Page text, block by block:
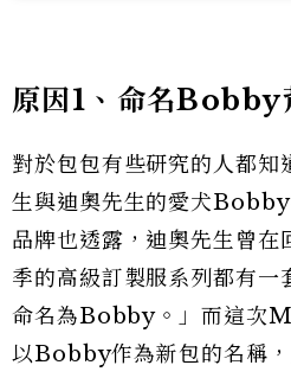
原因1、命名Bobby
對於包包有些研究的人都
生與迪奧先生的愛犬Bobby
品牌也透露，迪奧先生曾在
季的高級訂製服系列都有一
命名為Bobby。」而這
以Bobby作為新包的名稱